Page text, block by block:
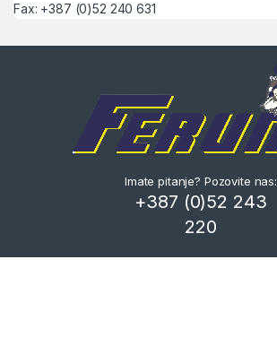
Fax: +387 (0)52 240 631
Imate pitanje? Pozovite nas:
+387 (0)52 243
220